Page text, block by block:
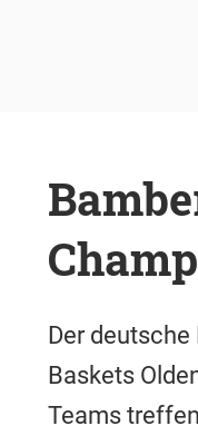
Der
Baskets
Teams